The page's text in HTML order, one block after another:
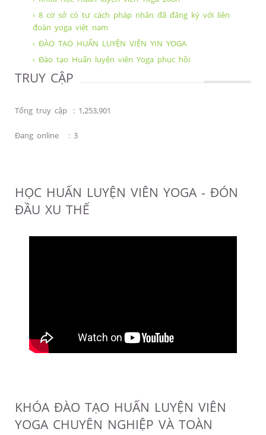
› 8 cơ sở có tư cách pháp nhân đã đăng ký với liên
đoàn yoga việt nam
› ĐÀO TẠO HUẤN LUYỆN VIÊN YIN YOGA
› Đào tạo Huấn luyện viên Yoga phục hồi
TRUY CẬP
Tổng truy cập : 1,253,901
Đang online : 3
HỌC HUẤN LUYỆN VIÊN YOGA - ĐÓN
ĐẦU XU THẾ
KHÓA ĐÀO TẠO HUẤN LUYỆN VIÊN
YOGA CHUYÊN NGHIỆP VÀ TOÀN